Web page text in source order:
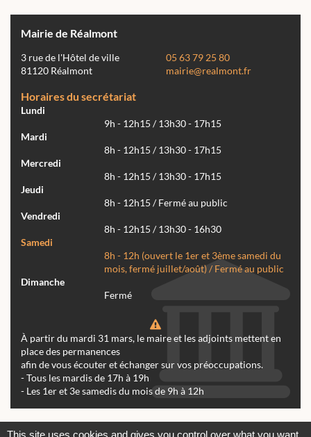
Mairie de Réalmont
3 rue de l'Hôtel de ville
81120 Réalmont
05 63 79 25 80
mairie@realmont.fr
Horaires du secrétariat
Lundi
9h - 12h15 / 13h30 - 17h15
Mardi
8h - 12h15 / 13h30 - 17h15
Mercredi
8h - 12h15 / 13h30 - 17h15
Jeudi
8h - 12h15 / Fermé au public
Vendredi
8h - 12h15 / 13h30 - 16h30
Samedi
8h - 12h (ouvert le 1er et 3ème samedi du
mois, fermé juillet/août) / Fermé au public
Dimanche
Fermé
À partir du mardi 31 mars, le maire et les adjoints mettent en
place des permanences
afin de vous écouter et échanger sur vos préoccupations.
- Tous les mardis de 17h à 19h
- Les 1er et 3e samedis du mois de 9h à 12h
This site uses cookies and gives you control over what you want